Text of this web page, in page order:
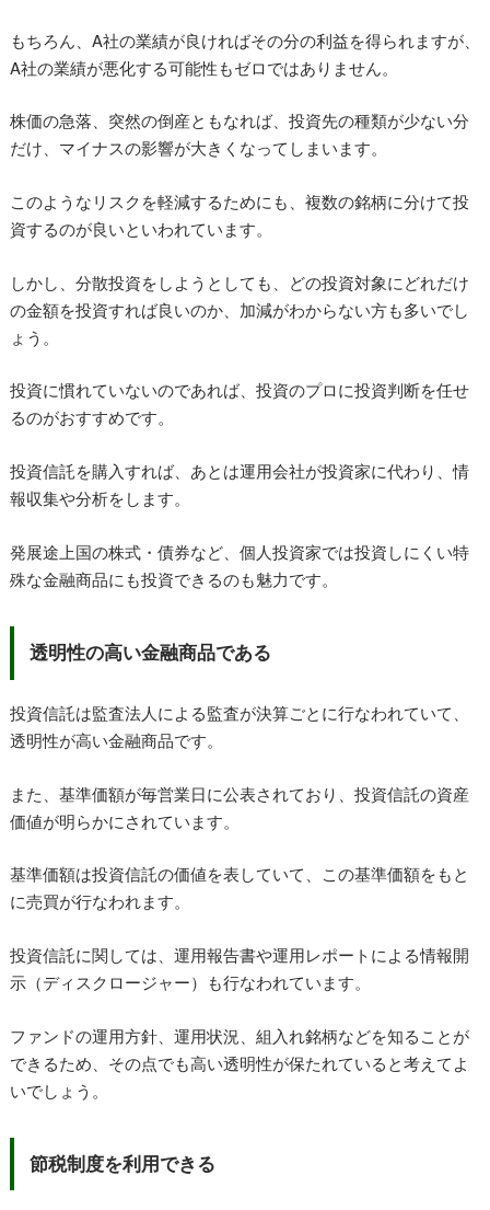
もちろん、A社の業績が良ければその分の利益を得られますが、
A社の業績が悪化する可能性もゼロではありません。
株価の急落、突然の倒産ともなれば、投資先の種類が少ない分
だけ、マイナスの影響が大きくなってしまいます。
このようなリスクを軽減するためにも、複数の銘柄に分けて投
資するのが良いといわれています。
しかし、分散投資をしようとしても、どの投資対象にどれだけ
の金額を投資すれば良いのか、加減がわからない方も多いでし
ょう。
投資に慣れていないのであれば、投資のプロに投資判断を任せ
るのがおすすめです。
投資信託を購入すれば、あとは運用会社が投資家に代わり、情
報収集や分析をします。
発展途上国の株式・債券など、個人投資家では投資しにくい特
殊な金融商品にも投資できるのも魅力です。
透明性の高い金融商品である
投資信託は監査法人による監査が決算ごとに行なわれていて、
透明性が高い金融商品です。
また、基準価額が毎営業日に公表されており、投資信託の資産
価値が明らかにされています。
基準価額は投資信託の価値を表していて、この基準価額をもと
に売買が行なわれます。
投資信託に関しては、運用報告書や運用レポートによる情報開
示（ディスクロージャー）も行なわれています。
ファンドの運用方針、運用状況、組入れ銘柄などを知ることが
できるため、その点でも高い透明性が保たれていると考えてよ
いでしょう。
節税制度を利用できる